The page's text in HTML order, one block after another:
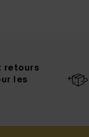
retours
les